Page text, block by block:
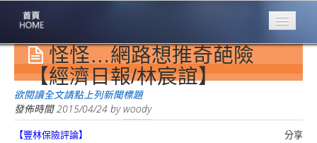
專業豐林
Professional
保險大家談
1386集
台灣商業保險
怪怪…網路想推奇葩險
【經濟日報/林宸誼】
欲閱讀全文請點上列新聞標題
發佈時間2015/04/24 bywoody
分享
【豐林保險評論】